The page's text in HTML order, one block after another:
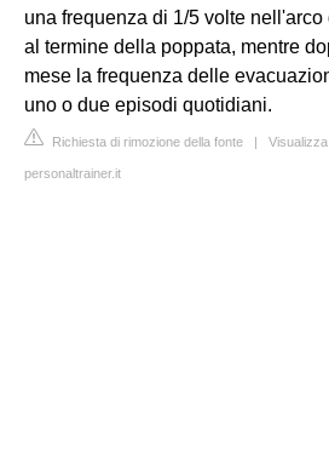
una frequenza di 1/5 volte
al termine della poppata, mentre
mese la frequenza delle
uno o due episodi quotidiani.
Richiesta di rimozione della fonte |
personaltrainer.it